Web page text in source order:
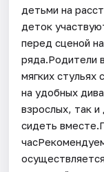
детьми на
деток
перед сценой
ряда.Родители
мягких стульях
на удобных
взрослых, так
сидеть